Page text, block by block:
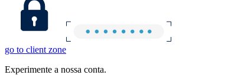
go to client zone
Experimente a nossa conta.